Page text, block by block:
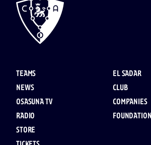
TEAMS
NEWS
OSASUNA TV
RADIO
STORE
EL SADAR
CLUB
COMPANIES
FOUNDATION